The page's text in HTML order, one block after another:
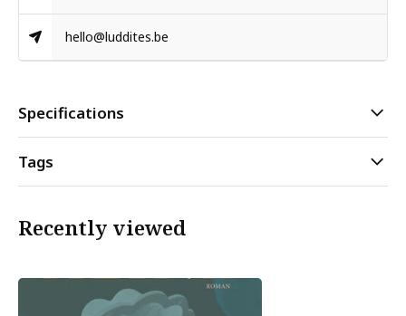
hello@luddites.be
Specifications
Tags
Recently viewed